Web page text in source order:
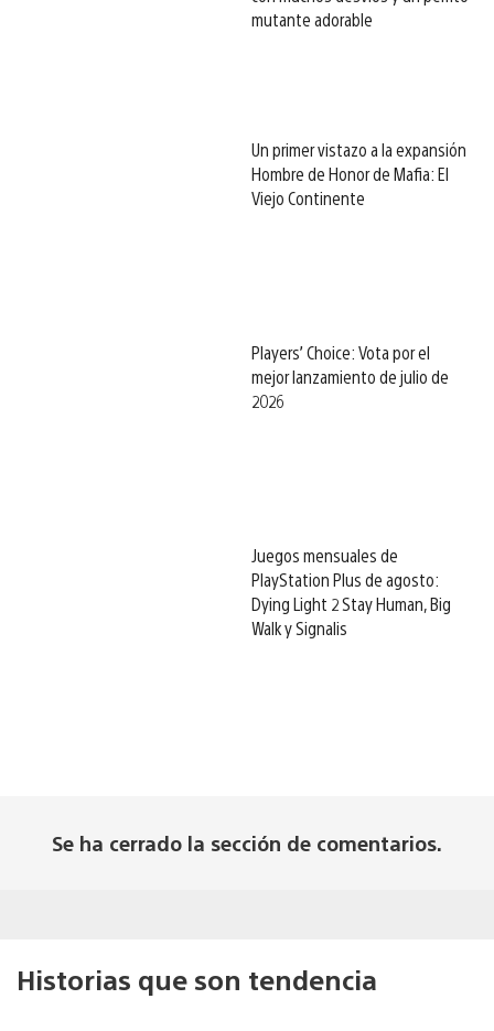
mutante adorable
Un primer vistazo a la expansión
Hombre de Honor de Mafia: El
Viejo Continente
Players’ Choice: Vota por el
mejor lanzamiento de julio de
2026
Juegos mensuales de
PlayStation Plus de agosto:
Dying Light 2 Stay Human, Big
Walk y Signalis
Se ha cerrado la sección de comentarios.
Historias que son tendencia